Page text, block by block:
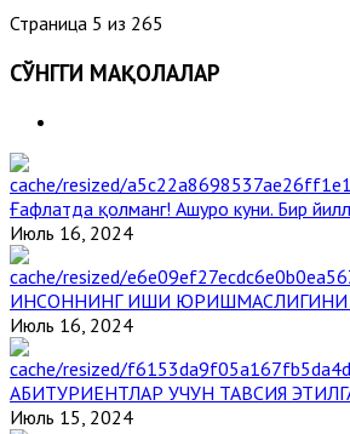
Страница 5 из 265
СЎНГГИ МАҚОЛАЛАР
Ғафлатда қолманг! Ашуро куни. Бир
Июль 16, 2024
ИНСОННИНГ ИШИ ЮРИШМАСЛИГИНИ
Июль 16, 2024
АБИТУРИЕНТЛАР УЧУН ТАВСИЯ
Июль 15, 2024